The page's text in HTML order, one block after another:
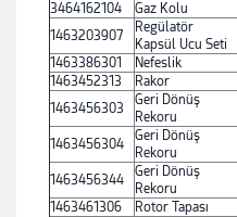
3464162104
Gaz Kolu
1463203907
Regülatör
Kapsül Ucu Seti
1463386301
Nefeslik
1463452313
Rakor
1463456303
Geri Dönüş
Rekoru
1463456304
Geri Dönüş
Rekoru
1463456344
Geri Dönüş
Rekoru
1463461306
Rotor Tapası